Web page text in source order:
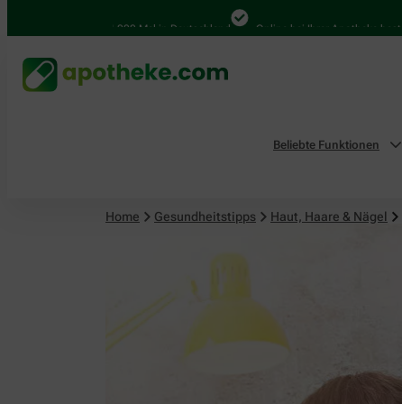
4.000 Mal in Deutschland Online bei Ihrer Apotheke bestellen
Beliebte Funktionen
Home Gesundheitstipps Haut, Haare & Nägel
Haut, Haare & Nägel